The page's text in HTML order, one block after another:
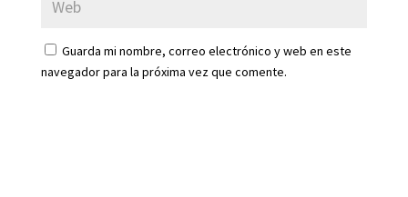
Guarda mi nombre, correo electrónico y web en este
navegador para la próxima vez que comente.